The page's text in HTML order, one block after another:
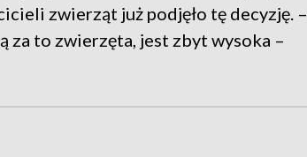
zwierząt już podjęło tę decyzję. –
za to zwierzęta, jest zbyt wysoka –